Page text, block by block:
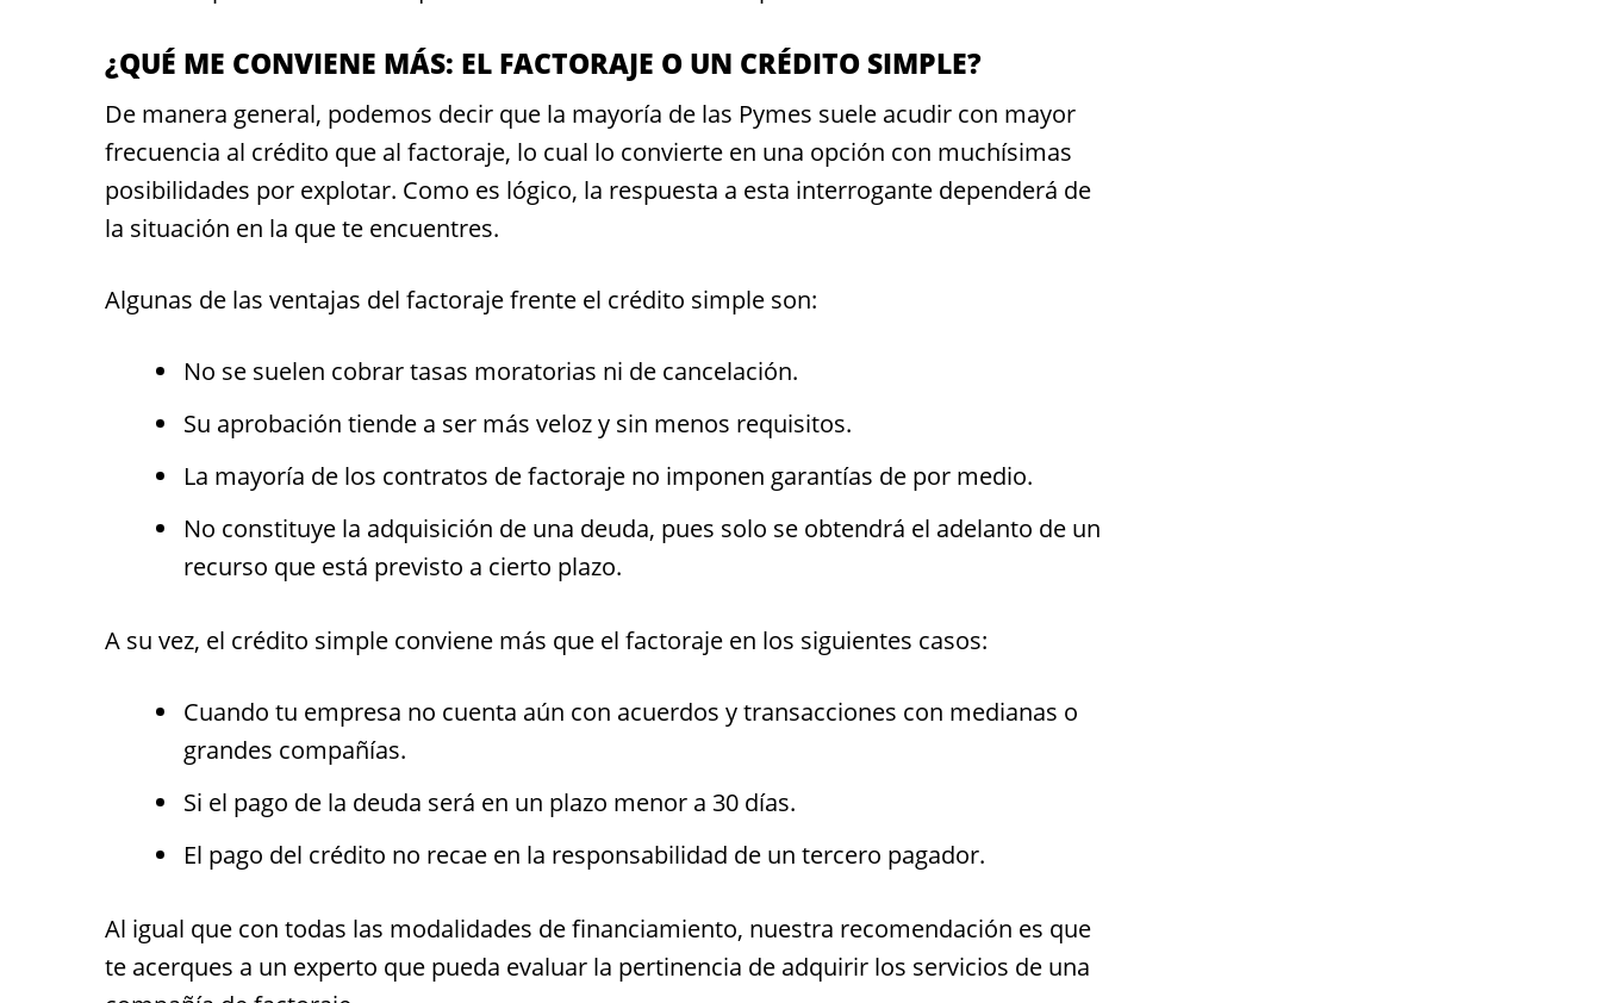
¿QUÉ ME CONVIENE MÁS: EL FACTORAJE O UN CRÉDITO SIMPLE?
De manera general, podemos decir que la mayoría de las Pymes suele acudir con mayor
frecuencia al crédito que al factoraje, lo cual lo convierte en una opción con muchísimas
posibilidades por explotar. Como es lógico, la respuesta a esta interrogante dependerá de
la situación en la que te encuentres.
Algunas de las ventajas del factoraje frente el crédito simple son:
No se suelen cobrar tasas moratorias ni de cancelación.
Su aprobación tiende a ser más veloz y sin menos requisitos.
La mayoría de los contratos de factoraje no imponen garantías de por medio.
No constituye la adquisición de una deuda, pues solo se obtendrá el adelanto de un
recurso que está previsto a cierto plazo.
A su vez, el crédito simple conviene más que el factoraje en los siguientes casos:
Cuando tu empresa no cuenta aún con acuerdos y transacciones con medianas o
grandes compañías.
Si el pago de la deuda será en un plazo menor a 30 días.
El pago del crédito no recae en la responsabilidad de un tercero pagador.
Al igual que con todas las modalidades de financiamiento, nuestra recomendación es que
te acerques a un experto que pueda evaluar la pertinencia de adquirir los servicios de una